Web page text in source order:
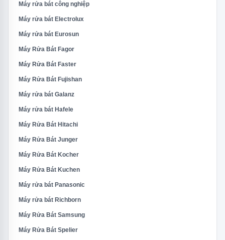
Máy rửa bát công nghiệp
Máy rửa bát Electrolux
Máy rửa bát Eurosun
Máy Rửa Bát Fagor
Máy Rửa Bát Faster
Máy Rửa Bát Fujishan
Máy rửa bát Galanz
Máy rửa bát Hafele
Máy Rửa Bát Hitachi
Máy Rửa Bát Junger
Máy Rửa Bát Kocher
Máy Rửa Bát Kuchen
Máy rửa bát Panasonic
Máy rửa bát Richborn
Máy Rửa Bát Samsung
Máy Rửa Bát Spelier